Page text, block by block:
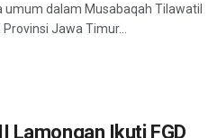
umum dalam Musabaqah Tilawatil
Jawa Timur...
Lamongan Ikuti FGD